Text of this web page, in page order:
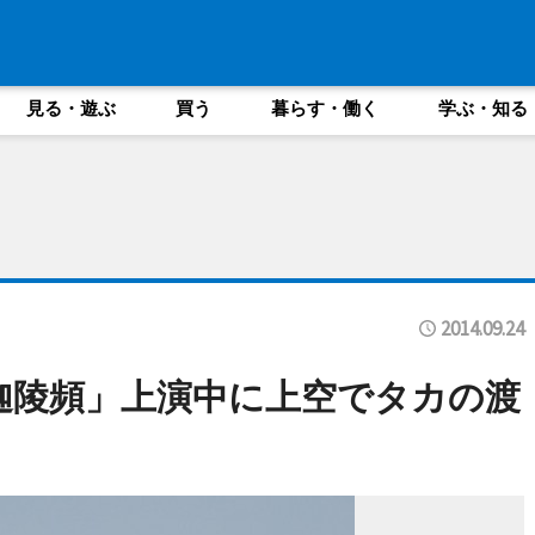
見る・遊ぶ 買う 暮らす・働く 学ぶ・知る
2014.09.24
頻」上演中に上空でタカの渡